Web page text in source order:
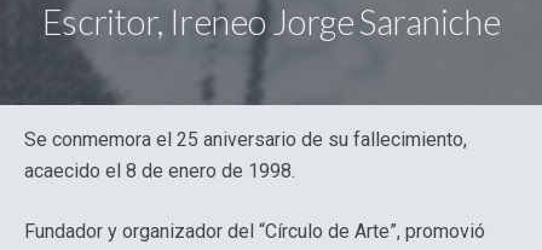
Escritor, Ireneo Jorge Saraniche
Se conmemora el 25 aniversario de su fallecimiento,
acaecido el 8 de enero de 1998.
Fundador y organizador del “Círculo de Arte”, promovió